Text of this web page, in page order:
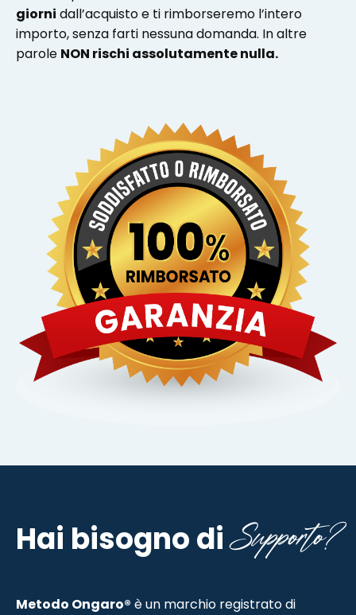
giorni dall’acquisto e ti rimborseremo l’intero
importo, senza farti nessuna domanda. In altre
parole NON rischi assolutamente nulla.
Hai bisogno diSupporto?
Metodo Ongaro® è un marchio registrato di